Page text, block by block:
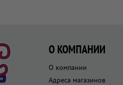
О КОМПАНИИ
О компании
Адреса магазинов